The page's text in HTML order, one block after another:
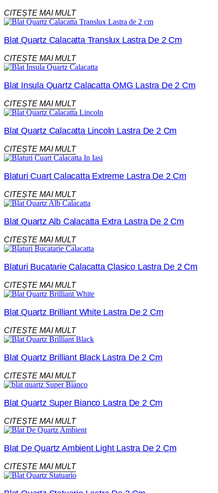
CITEȘTE MAI MULT
Blat Quartz Calacatta Translux Lastra De 2 Cm
CITEȘTE MAI MULT
Blat Insula Quartz Calacatta OMG Lastra De 2 Cm
CITEȘTE MAI MULT
Blat Quartz Calacatta Lincoln Lastra De 2 Cm
CITEȘTE MAI MULT
Blaturi Cuart Calacatta Extreme Lastra De 2 Cm
CITEȘTE MAI MULT
Blat Quartz Alb Calacatta Extra Lastra De 2 Cm
CITEȘTE MAI MULT
Blaturi Bucatarie Calacatta Clasico Lastra De 2 Cm
CITEȘTE MAI MULT
Blat Quartz Brilliant White Lastra De 2 Cm
CITEȘTE MAI MULT
Blat Quartz Brilliant Black Lastra De 2 Cm
CITEȘTE MAI MULT
Blat Quartz Super Bianco Lastra De 2 Cm
CITEȘTE MAI MULT
Blat De Quartz Ambient Light Lastra De 2 Cm
CITEȘTE MAI MULT